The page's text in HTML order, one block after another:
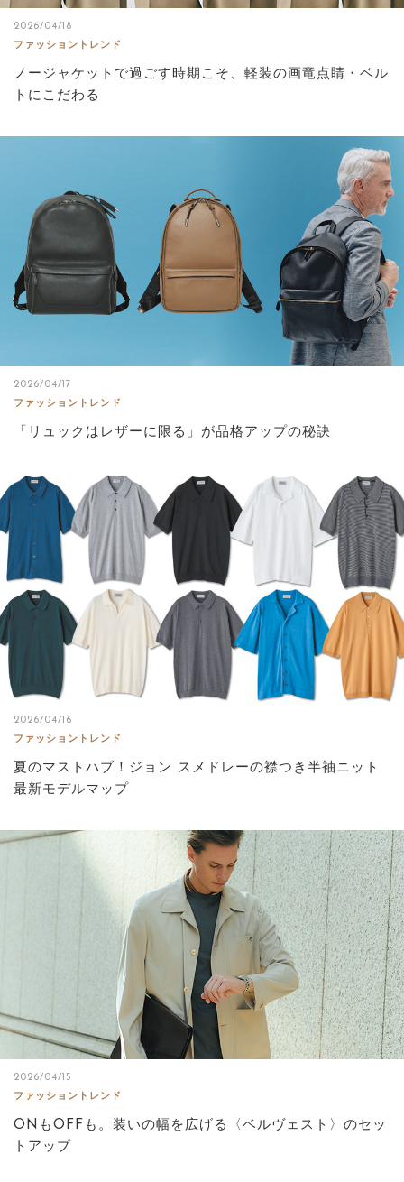
2026/04/18
ファッショントレンド
ノージャケットで過ごす時期こそ、軽装の画竜点睛・ベル
トにこだわる
2026/04/17
ファッショントレンド
「リュックはレザーに限る」が品格アップの秘訣
2026/04/16
ファッショントレンド
夏のマストハブ！ジョン スメドレーの襟つき半袖ニット
最新モデルマップ
2026/04/15
ファッショントレンド
ONもOFFも。装いの幅を広げる〈ベルヴェスト〉のセッ
トアップ